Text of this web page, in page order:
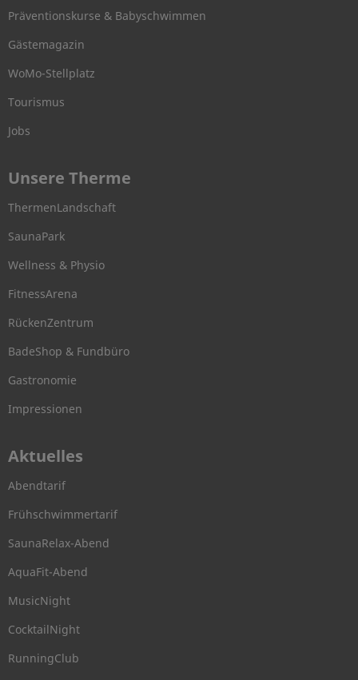
Präventionskurse & Babyschwimmen
Gästemagazin
WoMo-Stellplatz
Tourismus
Jobs
Unsere Therme
ThermenLandschaft
SaunaPark
Wellness & Physio
FitnessArena
RückenZentrum
BadeShop & Fundbüro
Gastronomie
Impressionen
Aktuelles
Abendtarif
Frühschwimmertarif
SaunaRelax-Abend
AquaFit-Abend
MusicNight
CocktailNight
RunningClub